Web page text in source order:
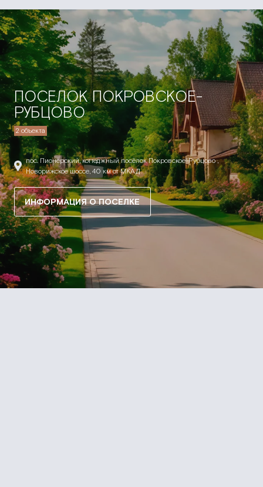
ПОСЕЛОК ПОКРОВСКОЕ-
РУБЦОВО
2 объекта
пос. Пионерский, коттеджный посёлок Покровское-Рубцово ,
Новорижское шоссе, 40 км от МКАД
ИНФОРМАЦИЯ О ПОСЕЛКЕ